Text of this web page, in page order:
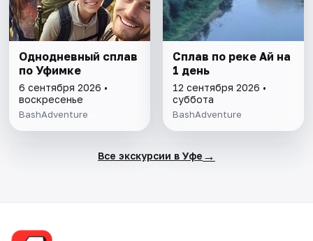
Однодневный сплав
по Уфимке
6 сентября 2026 •
воскресенье
BashAdventure
Сплав по реке Ай на
1 день
12 сентября 2026 •
суббота
BashAdventure
Все экскурсии в Уфе →